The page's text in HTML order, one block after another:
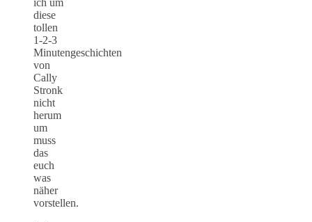
ich um
diese
tollen
1-2-3
Minutengeschichten
von
Cally
Stronk
nicht
herum
um
muss
das
euch
was
näher
vorstellen.